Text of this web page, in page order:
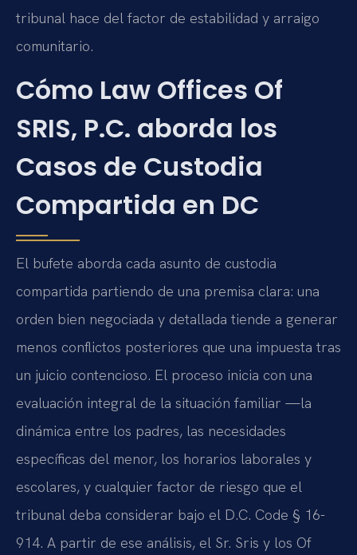
tribunal hace del factor de estabilidad y arraigo
comunitario.
Cómo Law Offices Of
SRIS, P.C. aborda los
Casos de Custodia
Compartida en DC
El bufete aborda cada asunto de custodia
compartida partiendo de una premisa clara: una
orden bien negociada y detallada tiende a generar
menos conflictos posteriores que una impuesta tras
un juicio contencioso. El proceso inicia con una
evaluación integral de la situación familiar —la
dinámica entre los padres, las necesidades
específicas del menor, los horarios laborales y
escolares, y cualquier factor de riesgo que el
tribunal deba considerar bajo el D.C. Code § 16-
914. A partir de ese análisis, el Sr. Sris y los Of